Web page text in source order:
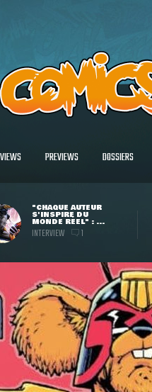
PREVIEWS DOSSIERS
"CHAQUE AUTEUR
S'INSPIRE DU
MONDE RÉEL" : ...
INTERVIEW 1